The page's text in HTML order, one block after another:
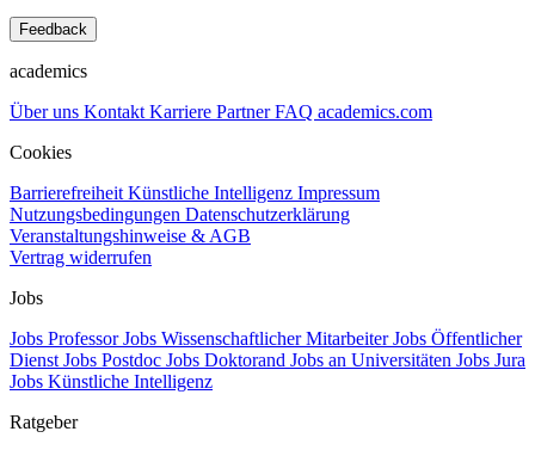
Feedback
academics
Über uns Kontakt Karriere PartnerFAQ academics.com
Cookies
Barrierefreiheit Künstliche Intelligenz Impressum
Nutzungsbedingungen Datenschutzerklärung
Veranstaltungshinweise & AGB
Vertrag widerrufen
Jobs
Jobs ProfessorJobs Wissenschaftlicher MitarbeiterJobs Öffentlicher
Dienst Jobs Postdoc Jobs Doktorand Jobs an Universitäten Jobs Jura
Jobs Künstliche Intelligenz
Ratgeber